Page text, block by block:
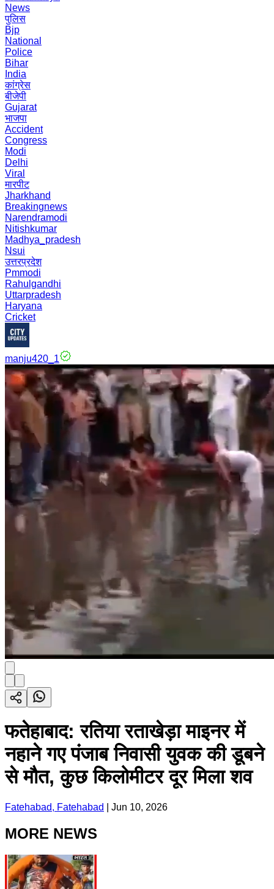
News
पुलिस
Bjp
National
Police
Bihar
India
कांग्रेस
बीजेपी
Gujarat
भाजपा
Accident
Congress
Modi
Delhi
Viral
मारपीट
Jharkhand
Breakingnews
Narendramodi
Nitishkumar
Madhya_pradesh
Nsui
उत्तरप्रदेश
Pmmodi
Rahulgandhi
Uttarpradesh
Haryana
Cricket
manju420_1
फतेहाबाद: रतिया रताखेड़ा माइनर में
नहाने गए पंजाब निवासी युवक की डूबने
से मौत, कुछ किलोमीटर दूर मिला शव
Fatehabad, Fatehabad Jun 10, 2026
MORE NEWS